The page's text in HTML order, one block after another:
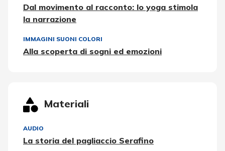
Dal movimento al racconto: lo yoga stimola
la narrazione
IMMAGINI SUONI COLORI
Alla scoperta di sogni ed emozioni
Materiali
AUDIO
La storia del pagliaccio Serafino